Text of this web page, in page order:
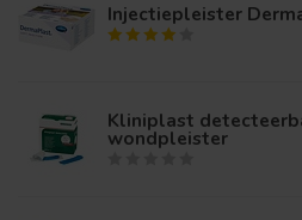
Injectiepleister
Kliniplast
wondpleister